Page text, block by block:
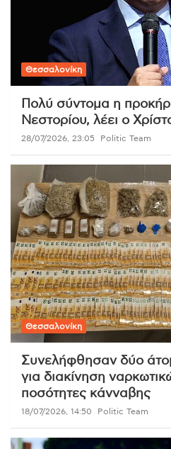
Θεσσαλονίκη
Πολύ σύντομα η
Νεστορίου, λέει ο
28/07/2026, 23:05 Politic Team
Θεσσαλονίκη
Συνελήφθησαν δύο
για διακίνηση
ποσότητες κάνναβης
18/07/2026, 14:50 Politic Team